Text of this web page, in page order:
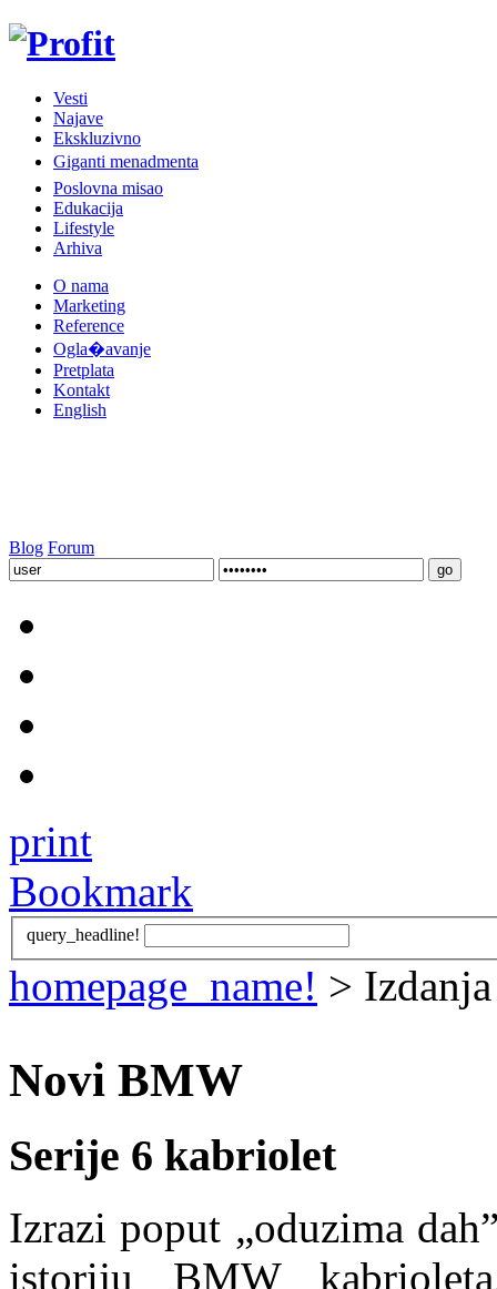
Vesti
Najave
Ekskluzivno
Giganti menadmenta
Poslovna misao
Edukacija
Lifestyle
Arhiva
O nama
Marketing
Reference
Ogla�avanje
Pretplata
Kontakt
English
Blog Forum
print
Bookmark
query_headline!
homepage_name! >
Novi BMW
Serije 6 kabriolet
Izrazi poput „oduzima
istoriju BMW